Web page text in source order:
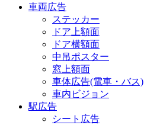
車両広告
ステッカー
ドア上額面
ドア横額面
中吊ポスター
窓上額面
車体広告(電車・バス)
車内ビジョン
駅広告
シート広告